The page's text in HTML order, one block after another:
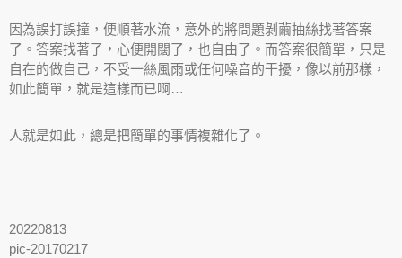
因為誤打誤撞，便順著水流，意外的將問題剝繭抽絲找著答案
了。答案找著了，心便開闊了，也自由了。而答案很簡單，只是
自在的做自己，不受一絲風雨或任何噪音的干擾，像以前那樣，
如此簡單，就是這樣而已啊…
人就是如此，總是把簡單的事情複雜化了。
20220813
pic-20170217